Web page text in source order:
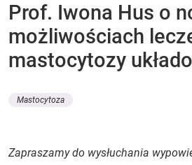
Prof. Iwona Hus o
możliwościach
mastocytozy
Mastocytoza
Zapraszamy do wysłuchania